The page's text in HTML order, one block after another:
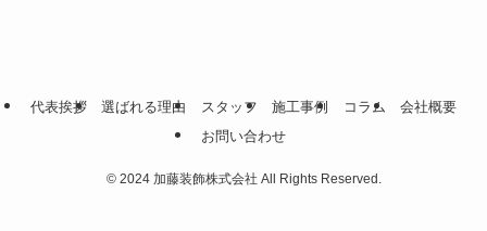
代表挨拶 選ばれる理由 スタッフ 施工事例 コラム
会社概要
お問い合わせ
©2024 加藤装飾株式会社 All Rights Reserved.